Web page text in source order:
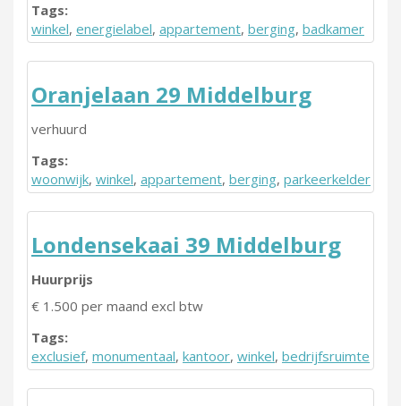
Tags:
winkel, energielabel, appartement, berging, badkamer
Oranjelaan 29 Middelburg
verhuurd
Tags:
woonwijk, winkel, appartement, berging, parkeerkelder
Londensekaai 39 Middelburg
Huurprijs
€ 1.500 per maand excl btw
Tags:
exclusief, monumentaal, kantoor, winkel, bedrijfsruimte